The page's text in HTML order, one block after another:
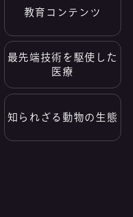
教育コンテンツ
最先端技術を駆使した
医療
知られざる動物の生態